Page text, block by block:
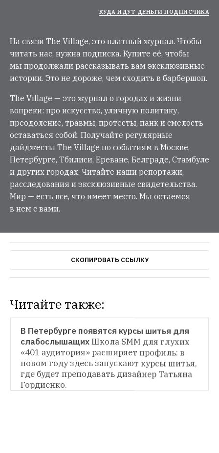
КУДА ИДУТ ДЕНЬГИ ПОДПИСЧИКА
На связи The Village, это платный журнал. Чтобы
читать нас, нужна подписка. Купите её, чтобы
мы продолжали рассказывать вам эксклюзивные
истории. Это не дороже, чем сходить в барбершоп.
The Village — это журнал о городах и жизни
вопреки: про искусство, уличную политику,
преодоление, травмы, протесты, панк и смелость
оставаться собой. Получайте регулярные
дайджесты The Village по событиям в Москве,
Петербурге, Тбилиси, Ереване, Белграде, Стамбуле
и других городах. Читайте наши репортажи,
расследования и эксклюзивные свидетельства.
Мир — есть все, что имеет место. Мы остаемся
в нем с вами.
СКОПИРОВАТЬ ССЫЛКУ
Читайте также:
ОБРАЗОВАНИЕ
В Петербурге появятся курсы шитья для
слабослышащихШкола SMM для глухих
«401 аудитория» расширяет профиль: в
новом году здесь запускают курсы шитья,
где будет преподавать дизайнер Татьяна
Гордиенко.